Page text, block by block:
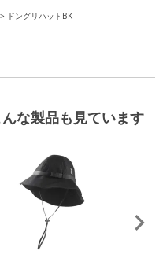
ドングリハットBK
な製品も見ています